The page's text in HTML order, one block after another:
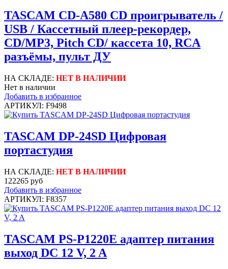
TASCAM CD-A580 CD проигрыватель /
USB / Кассетный плеер-рекордер,
CD/MP3, Pitch CD/ кассета 10, RCA
разъёмы, пульт ДУ
НА СКЛАДЕ: НЕТ В НАЛИЧИИ
Нет в наличии
Добавить в избранное
АРТИКУЛ: F9498
TASCAM DP-24SD Цифровая
портастудия
НА СКЛАДЕ: НЕТ В НАЛИЧИИ
122265 руб
Добавить в избранное
АРТИКУЛ: F8357
TASCAM PS-P1220E адаптер питания
выход DC 12 V, 2 A